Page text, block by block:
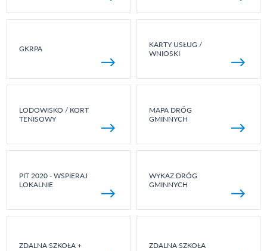
GKRPA
KARTY USŁUG /
WNIOSKI
LODOWISKO / KORT
TENISOWY
MAPA DRÓG
GMINNYCH
PIT 2020 - WSPIERAJ
LOKALNIE
WYKAZ DRÓG
GMINNYCH
ZDALNA SZKOŁA + ZDALNA SZKOŁA